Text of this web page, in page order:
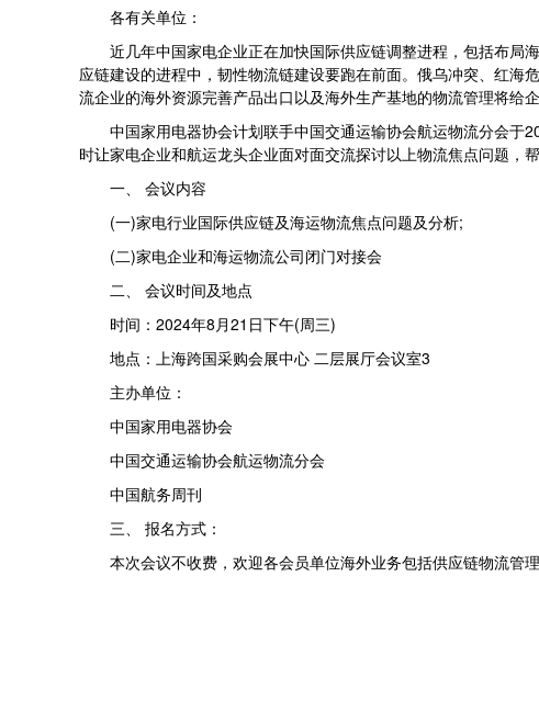
各有关单位：
近几年中国家电企业正在加快国际供应链调整进程，包括布局
应链建设的进程中，韧性物流链建设要跑在前面。俄乌冲突、红
流企业的海外资源完善产品出口以及海外生产基地的物流管理将给
中国家用电器协会计划联手中国交通运输协会航运物流分会于
时让家电企业和航运龙头企业面对面交流探讨以上物流焦点问题，
一、 会议内容
(一)家电行业国际供应链及海运物流焦点问题及分析;
(二)家电企业和海运物流公司闭门对接会
二、 会议时间及地点
时间：2024年8月21日下午(周三)
地点：上海跨国采购会展中心 二层展厅会议室3
主办单位：
中国家用电器协会
中国交通运输协会航运物流分会
中国航务周刊
三、 报名方式：
本次会议不收费，欢迎各会员单位海外业务包括供应链物流管理